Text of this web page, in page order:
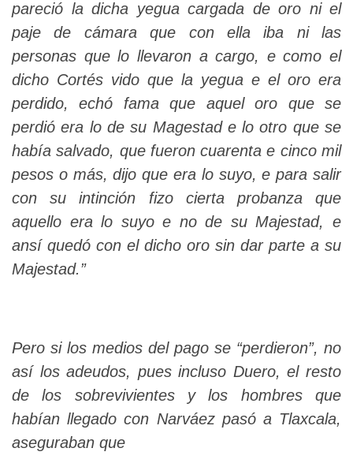
pareció la dicha yegua cargada de oro ni el
paje de cámara que con ella iba ni las
personas que lo llevaron a cargo, e como el
dicho Cortés vido que la yegua e el oro era
perdido, echó fama que aquel oro que se
perdió era lo de su Magestad e lo otro que se
había salvado, que fueron cuarenta e cinco mil
pesos o más, dijo que era lo suyo, e para salir
con su intinción fizo cierta probanza que
aquello era lo suyo e no de su Majestad, e
ansí quedó con el dicho oro sin dar parte a su
Majestad.”
Pero si los medios del pago se “perdieron”, no
así los adeudos, pues incluso Duero, el resto
de los sobrevivientes y los hombres que
habían llegado con Narváez pasó a Tlaxcala,
aseguraban que